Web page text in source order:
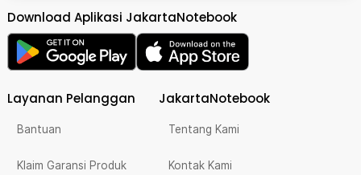
Download Aplikasi JakartaNotebook
Layanan Pelanggan
Bantuan
Klaim Garansi Produk
JakartaNotebook
Tentang Kami
Kontak Kami